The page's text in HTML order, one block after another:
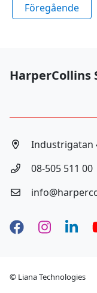
FöregåendeSida
HarperCollins
Industrigatan
08-505 511 00
Facebook
© Liana Technologies